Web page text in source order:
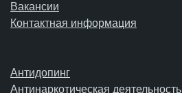
Вакансии
Контактная информация
Антидопинг
Антинаркотическая деятельность